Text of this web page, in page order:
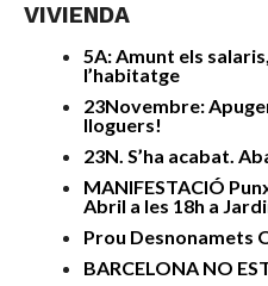
VIVIENDA
5A: Amunt els
l’habitatge
23Novembre:
lloguers!
23N. S’ha acabat.
MANIFESTACIÓ
Abril a les 18h a
Prou Desnonamets
BARCELONA NO